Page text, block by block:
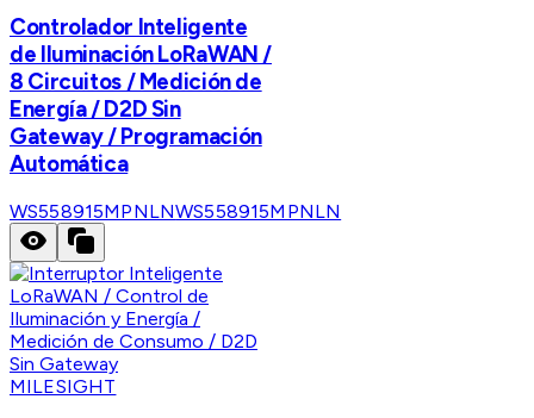
Controlador Inteligente
de Iluminación LoRaWAN /
8 Circuitos / Medición de
Energía / D2D Sin
Gateway / Programación
Automática
WS558915MPNLNWS558915MPNLN
MILESIGHT